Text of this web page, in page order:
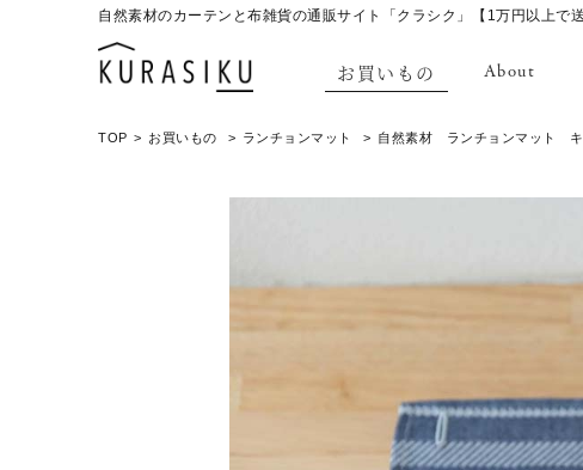
自然素材のカーテンと布雑貨の通販サイト「クラシク」【1万円以上で送
お買いもの About
TOP お買いもの ランチョンマット 自然素材 ランチョンマット キ